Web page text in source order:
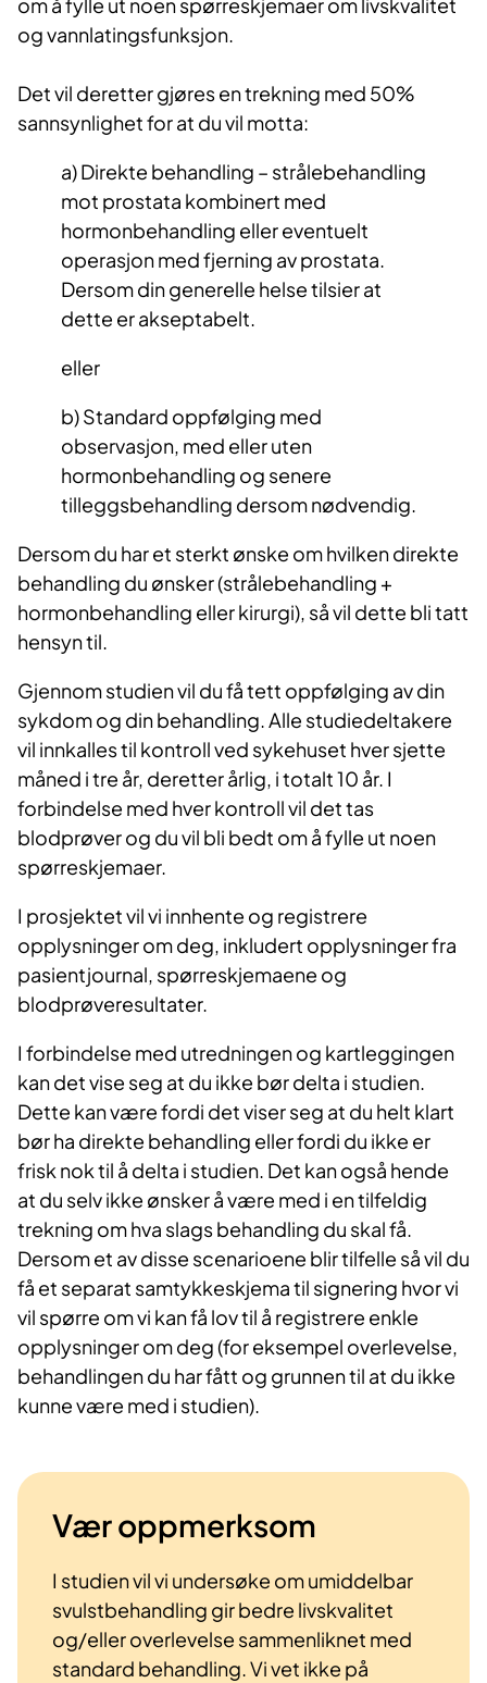
og vannlatingsfunksjon.
Det vil deretter gjøres en trekning med 50%
sannsynlighet for at du vil motta:
a) Direkte behandling – strålebehandling
mot prostata kombinert med
hormonbehandling eller eventuelt
operasjon med fjerning av prostata.
Dersom din generelle helse tilsier at
dette er akseptabelt.
eller
b) Standard oppfølging med
observasjon, med eller uten
hormonbehandling og senere
tilleggsbehandling dersom nødvendig.
Dersom du har et sterkt ønske om hvilken direkte
behandling du ønsker (strålebehandling +
hormonbehandling eller kirurgi), så vil dette bli tatt
hensyn til.
Gjennom studien vil du få tett oppfølging av din
sykdom og din behandling. Alle studiedeltakere
vil innkalles til kontroll ved sykehuset hver sjette
måned i tre år, deretter årlig, i totalt 10 år. I
forbindelse med hver kontroll vil det tas
blodprøver og du vil bli bedt om å fylle ut noen
spørreskjemaer.
I prosjektet vil vi innhente og registrere
opplysninger om deg, inkludert opplysninger fra
pasientjournal, spørreskjemaene og
blodprøveresultater.
I forbindelse med utredningen og kartleggingen
kan det vise seg at du ikke bør delta i studien.
Dette kan være fordi det viser seg at du helt klart
bør ha direkte behandling eller fordi du ikke er
frisk nok til å delta i studien. Det kan også hende
at du selv ikke ønsker å være med i en tilfeldig
trekning om hva slags behandling du skal få.
Dersom et av disse scenarioene blir tilfelle så vil du
få et separat samtykkeskjema til signering hvor vi
vil spørre om vi kan få lov til å registrere enkle
opplysninger om deg (for eksempel overlevelse,
behandlingen du har fått og grunnen til at du ikke
kunne være med i studien).
Vær oppmerksom
I studien vil vi undersøke om umiddelbar
svulstbehandling gir bedre livskvalitet
og/eller overlevelse sammenliknet med
standard behandling. Vi vet ikke på